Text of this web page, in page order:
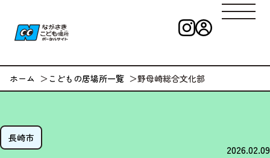
ながさきこども
ホーム こどもの居場所一覧 野母崎総合文化部
長崎市
2026.02.09